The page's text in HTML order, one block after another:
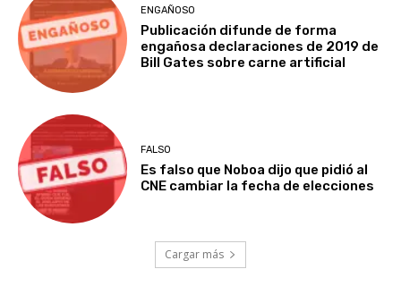
ENGAÑOSO
Publicación difunde de forma
engañosa declaraciones de 2019 de
Bill Gates sobre carne artificial
FALSO
Es falso que Noboa dijo que pidió al
CNE cambiar la fecha de elecciones
Cargar más